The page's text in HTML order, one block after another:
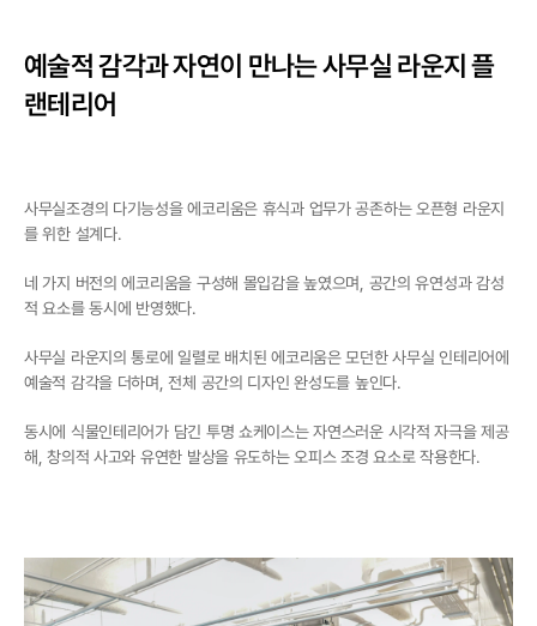
예술적 감각과 자연이 만나는 사무실 라운지 플
랜테리어
사무실조경의 다기능성을 에코리움은 휴식과 업무가 공존하는 오픈형 라운지
를 위한 설계다.
네 가지 버전의 에코리움을 구성해 몰입감을 높였으며, 공간의 유연성과 감성
적 요소를 동시에 반영했다.
사무실 라운지의 통로에 일렬로 배치된 에코리움은 모던한 사무실 인테리어에
예술적 감각을 더하며, 전체 공간의 디자인 완성도를 높인다.
동시에 식물인테리어가 담긴 투명 쇼케이스는 자연스러운 시각적 자극을 제공
해, 창의적 사고와 유연한 발상을 유도하는 오피스 조경 요소로 작용한다.